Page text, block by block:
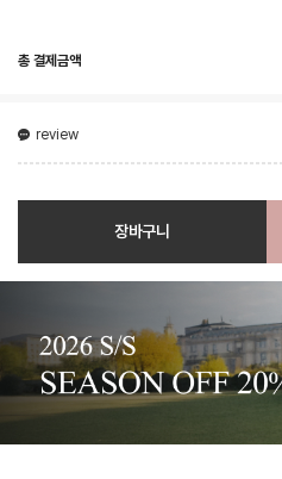
총 결제금액
review
장바구니